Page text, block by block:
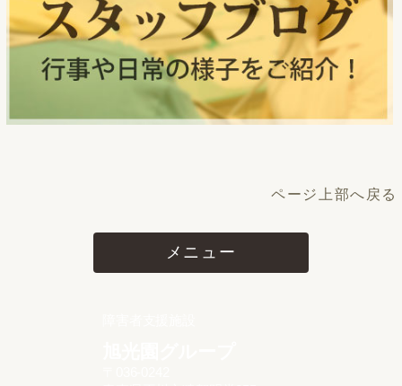
ページ上部へ戻る
メニュー